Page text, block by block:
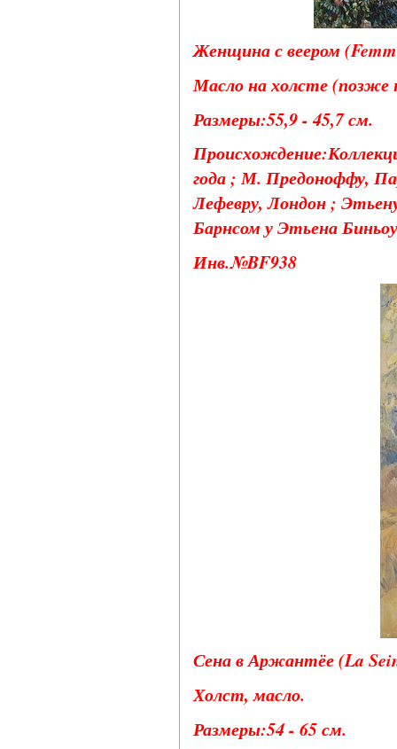
Женщина с веером
Масло на холсте (позже
Размеры:55,9 - 45,7 см.
года ; М. Предоноффу,
Лефевру, Лондон ;
Барнсом у Этьена
Инв.№BF938
Сена в Аржантёе (La
Холст, масло.
Размеры:54 - 65 см.